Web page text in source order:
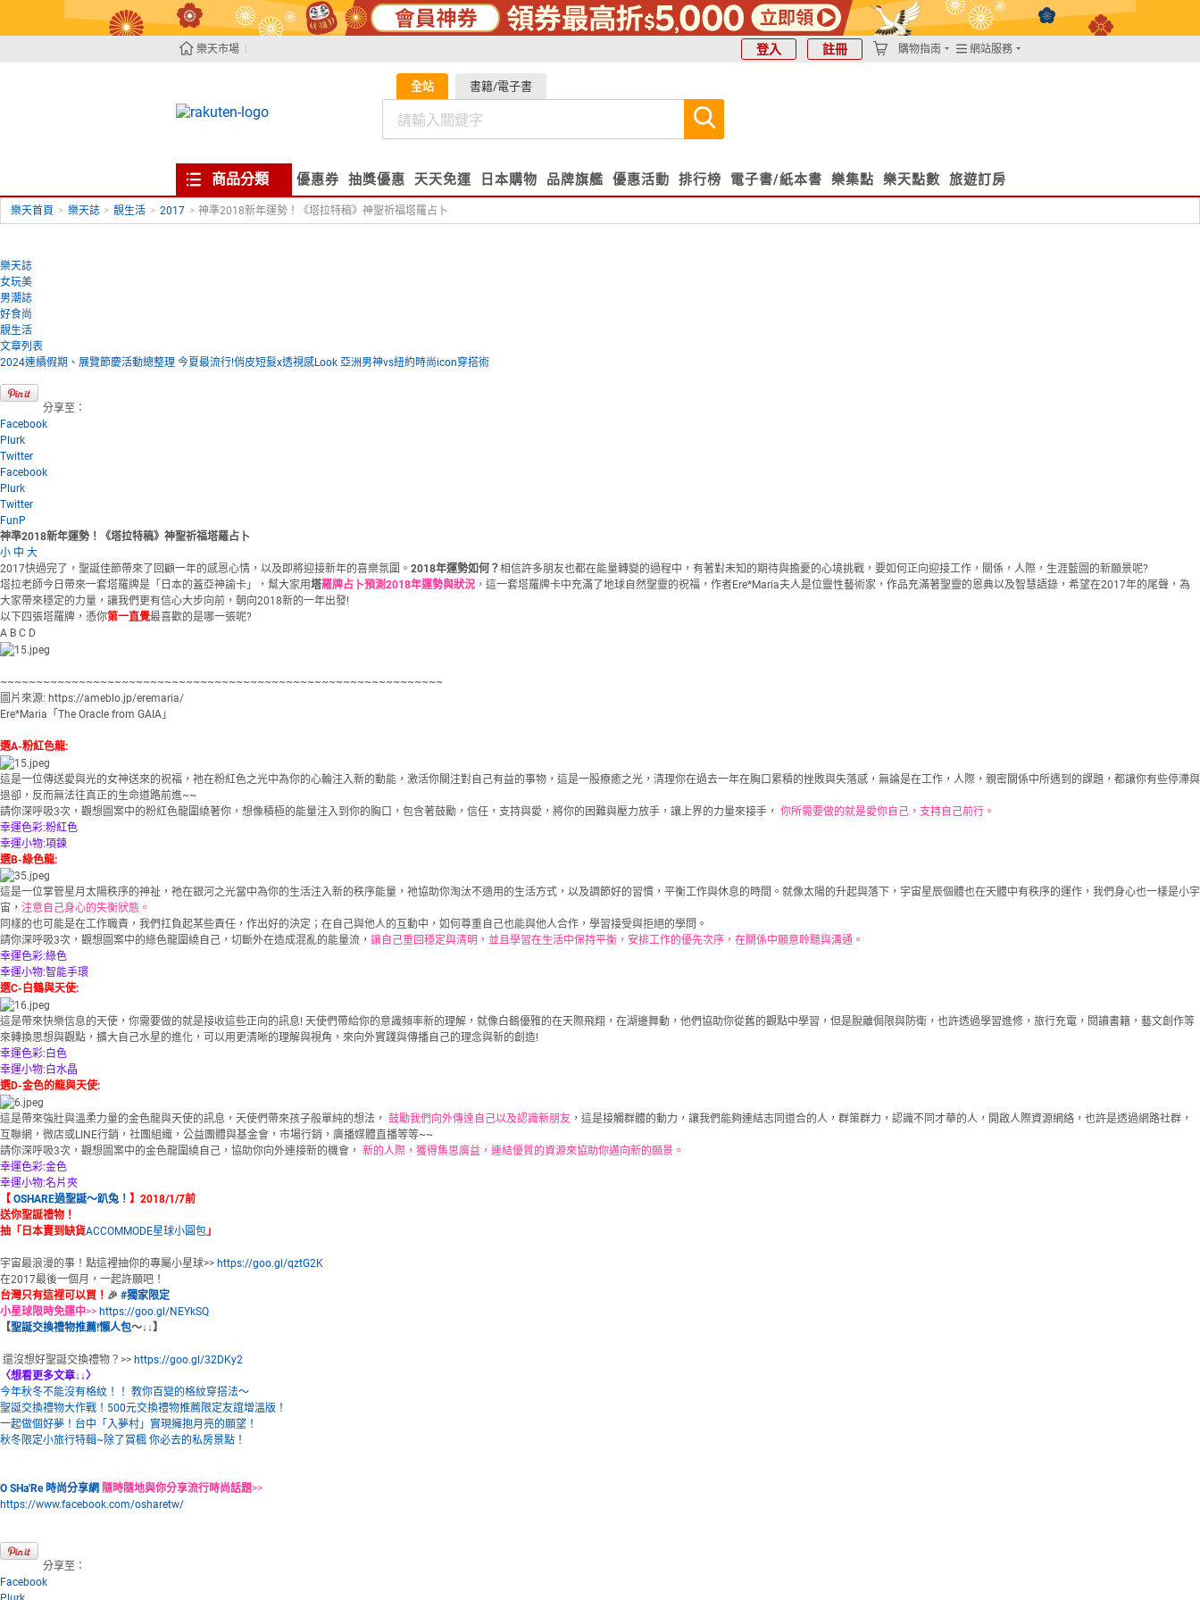
樂天市場 登入 註冊 購物指南 網站服務
全站 書籍/電子書
商品分類 優惠券 抽獎優惠 天天免運 日本購物 品牌旗艦 優惠活動 排行榜 電子書/紙本書 樂集點 樂天點數 旅遊訂房
樂天首頁 > 樂天誌 > 靚生活 > 2017 > 神準2018新年運勢！《塔拉特稿》神聖祈福塔羅占卜
樂天誌
女玩美
男潮誌
好食尚
靚生活
文章列表
2024連續假期、展覽節慶活動總整理 今夏最流行!俏皮短髮x透視感Look 亞洲男神vs紐約時尚icon穿搭術
分享至：
Facebook
Plurk
Twitter
Facebook
Plurk
Twitter
FunP
神準2018新年運勢！《塔拉特稿》神聖祈福塔羅占卜
小 中 大
2017快過完了，聖誕佳節帶來了回顧一年的感恩心情，以及即將迎接新年的喜樂氛圍。 2018年運勢如何？相信許多朋友也都在能量轉變的過程中，有著對未知的期待與擔憂的心境挑戰，要如何正向迎接工作，關係，人際，生涯藍圖的新願景呢?
塔拉老師今日帶來一套塔羅牌是「日本的蓋亞神諭卡」，幫大家用塔羅牌占卜預測2018年運勢與狀況 ， 這一套塔羅牌卡中充滿了地球自然聖靈的祝福，作者Ere*Maria夫人是位靈性藝術家，作品充滿著聖靈的恩典以及智慧語錄，希望在2017年的尾聲，為
大家帶來穩定的力量，讓我們更有信心大步向前，朝向2018新的一年出發!
以下四張塔羅牌，憑你第一直覺最喜歡的是哪一張呢?
A B C D
~~~~~~~~~~~~~~~~~~~~~~~~~~~~~~~~~~~~~~~~~~~~~~~~~~~~~~~~~~~~~~
圖片來源: https://ameblo.jp/eremaria/
Ere*Maria「The Oracle from GAIA」
選A-粉紅色龍:
這是一位傳送愛與光的女神送來的祝福，祂在粉紅色之光中為你的心輪注入新的動能，激活你關注對自己有益的事物，這是一股療癒之光，清理你在過去一年在胸口累積的挫敗與失落感，無論是在工作，人際，親密關係中所遇到的課題，都讓你有些停滯與
退卻，反而無法往真正的生命道路前進~~
請你深呼吸3次，觀想圖案中的粉紅色龍圍繞著你，想像積極的能量注入到你的胸口，包含著鼓勵，信任，支持與愛，將你的困難與壓力放手，讓上界的力量來接手， 你所需要做的就是愛你自己，支持自己前行。
幸運色彩:粉紅色
幸運小物:項鍊
選B-綠色龍:
這是一位掌管星月太陽秩序的神祉，祂在銀河之光當中為你的生活注入新的秩序能量，祂協助你淘汰不適用的生活方式，以及調節好的習慣，平衡工作與休息的時間。就像太陽的升起與落下，宇宙星辰個體也在天體中有秩序的運作，我們身心也一樣是小宇
宙， 注意自己身心的失衡狀態。
同樣的也可能是在工作職責，我們扛負起某些責任，作出好的決定；在自己與他人的互動中，如何尊重自己也能與他人合作，學習接受與拒絕的學問。
請你深呼吸3次，觀想圖案中的綠色龍圍繞自己，切斷外在造成混亂的能量流， 讓自己重回穩定與清明，並且學習在生活中保持平衡，安排工作的優先次序，在關係中願意聆聽與溝通。
幸運色彩:綠色
幸運小物:智能手環
選C-白鶴與天使:
這是帶來快樂信息的天使，你需要做的就是接收這些正向的訊息! 天使們帶給你的意識頻率新的理解，就像白鶴優雅的在天際飛翔，在湖邊舞動，他們協助你從舊的觀點中學習，但是脫離侷限與防衛，也許透過學習進修，旅行充電，閱讀書籍，藝文創作等
來轉換思想與觀點，擴大自己水星的進化，可以用更清晰的理解與視角，來向外實踐與傳播自己的理念與新的創造!
幸運色彩:白色
幸運小物:白水晶
選D-金色的龍與天使:
這是帶來強壯與溫柔力量的金色龍與天使的訊息，天使們帶來孩子般單純的想法， 鼓勵我們向外傳達自己以及認識新朋友 ，這是接觸群體的動力，讓我們能夠連結志同道合的人，群策群力，認識不同才華的人，開啟人際資源網絡，也許是透過網路社群，
互聯網，微店或LINE行銷，社團組織，公益團體與基金會，市場行銷，廣播媒體直播等等~~
請你深呼吸3次，觀想圖案中的金色龍圍繞自己，協助你向外連接新的機會， 新的人際，獲得集思廣益，連結優質的資源來協助你邁向新的願景。
幸運色彩:金色
幸運小物:名片夾
【 OSHARE過聖誕～趴兔！ 】2018/1/7前
送你聖誕禮物！
抽「日本賣到缺貨ACCOMMODE星球小圓包」
宇宙最浪漫的事！點這裡抽你的專屬小星球>> https://goo.gl/qztG2K
在2017最後一個月，一起許願吧！
台灣只有這裡可以買！ 🎉 #獨家限定
小星球限時免運中>> https://goo.gl/NEYkSQ
【聖誕交換禮物推薦!懶人包～↓↓】
還沒想好聖誕交換禮物？>> https://goo.gl/32DKy2
〈想看更多文章↓↓〉
今年秋冬不能沒有格紋！！ 教你百變的格紋穿搭法～
聖誕交換禮物大作戰！500元交換禮物推薦限定友誼增溫版！
一起做個好夢！台中「入夢村」實現擁抱月亮的願望！
秋冬限定小旅行特輯~除了賞楓 你必去的私房景點！
O SHa'Re 時尚分享網 隨時隨地與你分享流行時尚話題>>
https://www.facebook.com/osharetw/
分享至：
Facebook